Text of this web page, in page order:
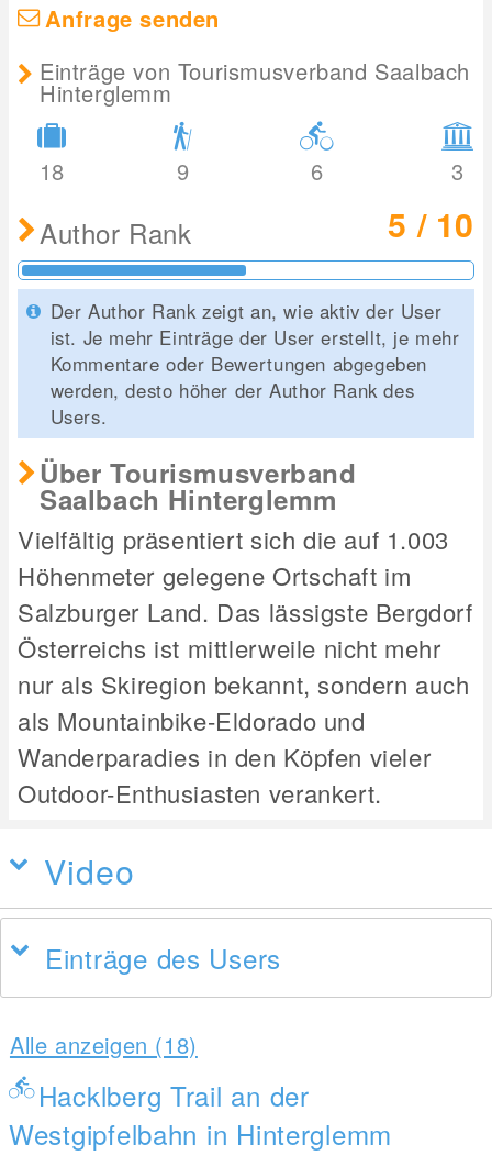
Anfrage senden
Einträge von Tourismusverband Saalbach
Hinterglemm
18 9 6 3
Author Rank 5 / 10
Der Author Rank zeigt an, wie aktiv der User
ist. Je mehr Einträge der User erstellt, je mehr
Kommentare oder Bewertungen abgegeben
werden, desto höher der Author Rank des
Users.
Über Tourismusverband
Saalbach Hinterglemm
Vielfältig präsentiert sich die auf 1.003
Höhenmeter gelegene Ortschaft im
Salzburger Land. Das lässigste Bergdorf
Österreichs ist mittlerweile nicht mehr
nur als Skiregion bekannt, sondern auch
als Mountainbike-Eldorado und
Wanderparadies in den Köpfen vieler
Outdoor-Enthusiasten verankert.
Video
Einträge des Users
Alle anzeigen (18)
Hacklberg Trail an der
Westgipfelbahn in Hinterglemm